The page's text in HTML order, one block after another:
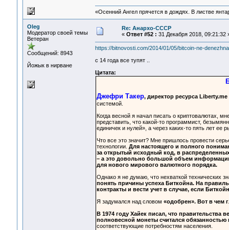
«Осенний Ангел прячется в дождях. В листве
Oleg
Модератор своей темы
Ветеран
Сообщений: 8943
Йожык в нирване
Re: Анархо-СССР
« Ответ #52 : 31 Декабря 2018, 09:21:32
https://bitnovosti.com/2014/01/05/bitcoin-ne-
с 14 года все тупят ..
Цитата:
Джефри Такер, директор ресурса Liberty.me
системой.
Когда весной я начал писать о криптовалютах,
представить, что какой-то программист,
единичек и нулей», а через каких-то пять лет ее
Что все это значит? Мне пришлось провести
технологии. Для настоящего и полного
за открытый исходный код, в
– а это довольно большой объем
для нового мирового валютного порядка.
Однако я не думаю, что нехваткой технических
понять причины успеха Биткойна. На
контракты и вести учет в случае, если
Я задумался над словом «одобрен». Вот в чем
В 1974 году Хайек писал, что
полновесной монеты считался обязанностью
соответствующие потребностям населения.